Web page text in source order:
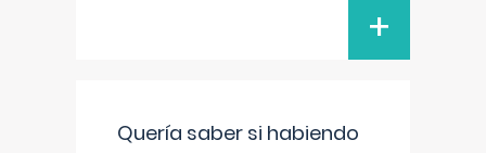
+
Quería saber si habiendo